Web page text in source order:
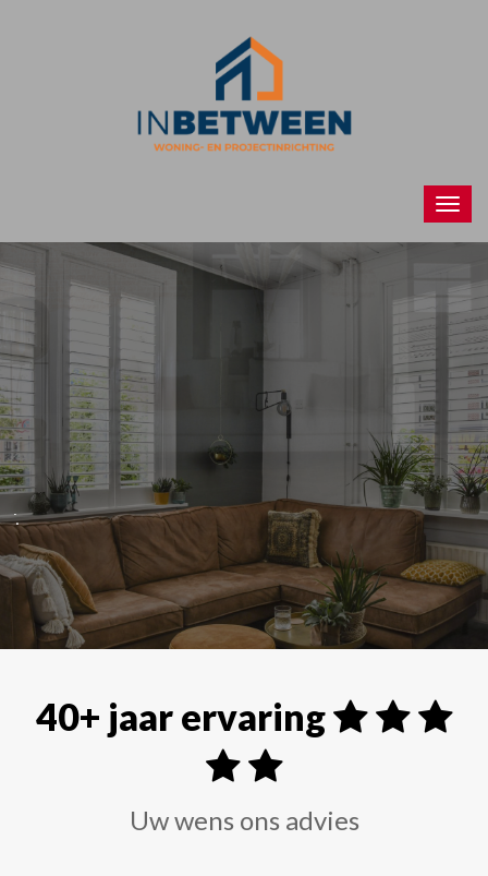
Raamdecoraties
Alle soorten raamdecoraties zoals shutters,
40+ jaar ervaring
Uw wens ons advies